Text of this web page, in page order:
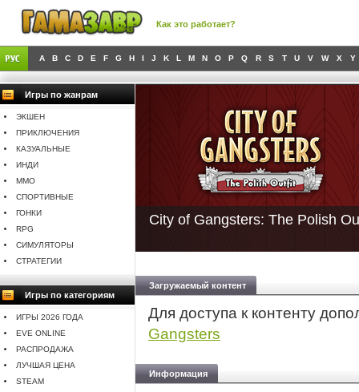
Как это работает?
A B C D E F G H I J K L M N O P Q R S T U V W X Y
Игры по жанрам
ЭКШЕН
ПРИКЛЮЧЕНИЯ
КАЗУАЛЬНЫЕ
ИНДИ
MMO
СПОРТИВНЫЕ
ГОНКИ
RPG
СИМУЛЯТОРЫ
СТРАТЕГИИ
Игры по категориям
ИГРЫ 2026 ГОДА
EVE ONLINE
РАСПРОДАЖА
ЛУЧШАЯ ЦЕНА
STEAM
City of Gangsters: The Polish
Загружаемый контент
Для доступа к контенту
Gangsters
Информация